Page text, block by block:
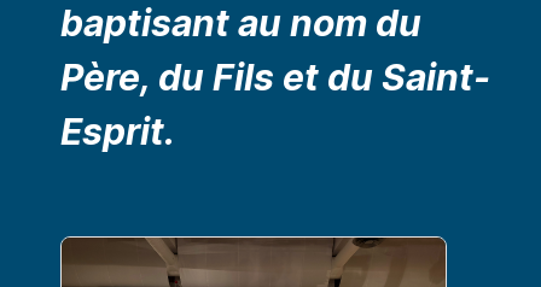
baptisant au nom du
Père, du Fils et du Saint-
Esprit.